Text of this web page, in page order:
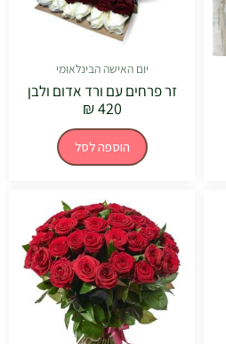
יום האישה הבינלאומי
זר פרחים עם ורד אדום ולבן
₪420
הוספה לסל